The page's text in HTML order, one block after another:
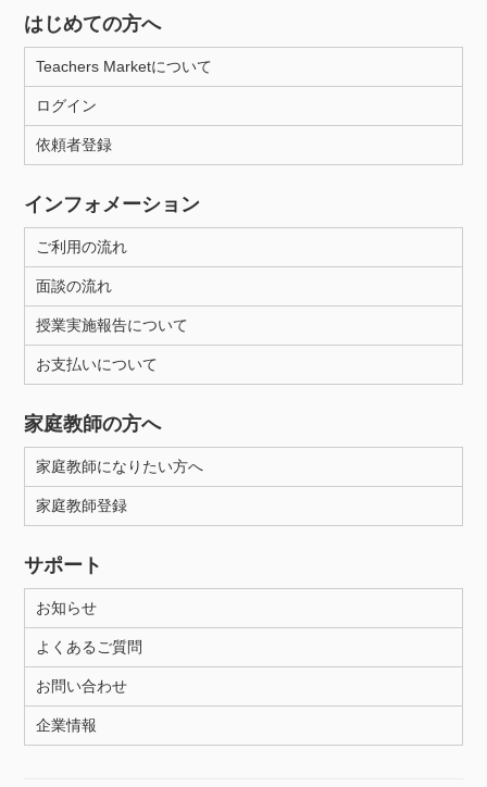
はじめての方へ
Teachers Marketについて
ログイン
依頼者登録
インフォメーション
ご利用の流れ
面談の流れ
授業実施報告について
お支払いについて
家庭教師の方へ
家庭教師になりたい方へ
家庭教師登録
サポート
お知らせ
よくあるご質問
お問い合わせ
企業情報